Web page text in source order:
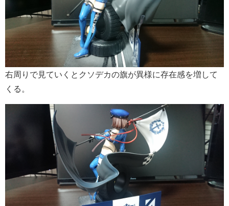
右周りで見ていくとクソデカの旗が異様に存在感を増して
くる。